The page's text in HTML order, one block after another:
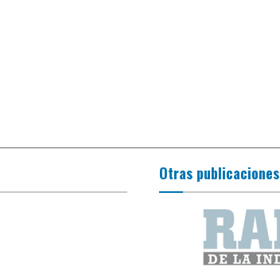
Otras publicaciones